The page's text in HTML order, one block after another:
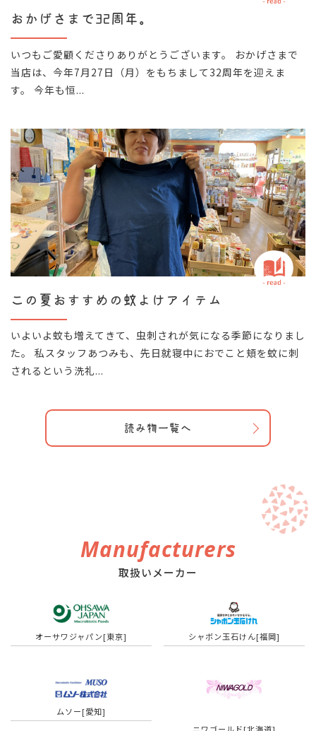
おかげさまで32周年。
いつもご愛顧くださりありがとうございます。 おかげさまで
当店は、今年7月27日（月）をもちまして32周年を迎えま
す。 今年も恒...
この夏おすすめの蚊よけアイテム
いよいよ蚊も増えてきて、虫刺されが気になる季節になりまし
た。 私スタッフあつみも、先日就寝中におでこと頬を蚊に刺
されるという洗礼...
読み物一覧へ
Manufacturers
取扱いメーカー
オーサワジャパン[東京] シャボン玉石けん[福岡]
ムソー[愛知]